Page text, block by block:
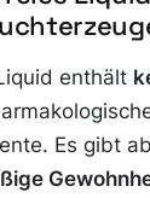
enthält
Es gibt